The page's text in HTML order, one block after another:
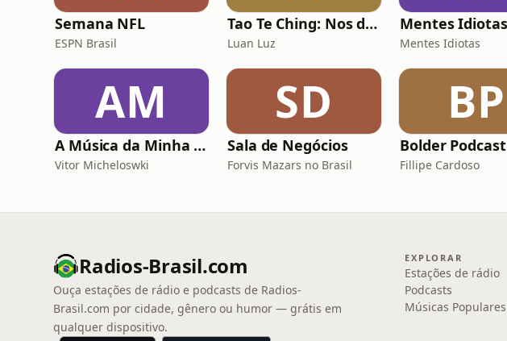
Semana NFL
ESPN Brasil
Tao Te Ching: Nos dias de hoje
Luan Luz Mentes Idiotas
AM
A Música da Minha Vida Com Renato Gaúcho
Vitor Micheloswki
SD
Sala de Negócios
Forvis Mazars no Brasil
BP
Bolder Podcast
Fillipe Cardoso
Radios-Brasil.com
Ouça estações de rádio e podcasts de Radios-
Brasil.com por cidade, gênero ou humor — grátis em
qualquer dispositivo.
EXPLORAR
Estações de rádio
Podcasts
Músicas Populares